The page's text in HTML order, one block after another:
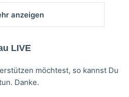
anzeigen
LIVE
möchtest, so kannst Du
Danke.